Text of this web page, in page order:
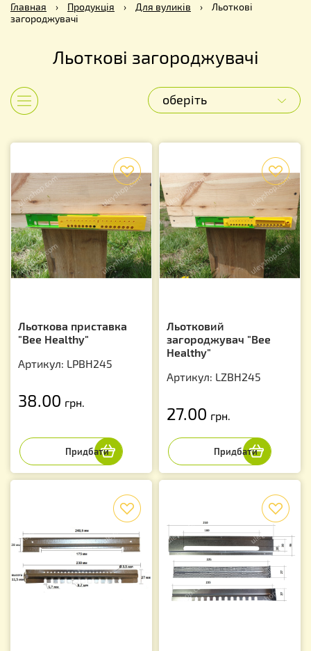
Главная › Продукція › Для вуликів ›
Льоткові
загороджувачі
Льоткові загороджувачі
оберіть
Льоткова приставка
"Bee Healthy"
Артикул: LPBH245
38.00 грн.
Льотковий
загороджувач "Bee
Healthy"
Артикул: LZBH245
27.00 грн.